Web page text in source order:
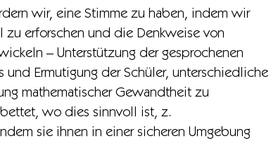
wir, eine Stimme zu haben, indem wir
zu erforschen und die Denkweise von
– Unterstützung der gesprochenen
und Ermutigung der Schüler, unterschiedliche
mathematischer Gewandtheit zu
wo dies sinnvoll ist, z.
sie ihnen in einer sicheren Umgebung